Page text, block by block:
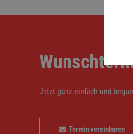
Jetzt ganz einfach und
Termin vereinbaren